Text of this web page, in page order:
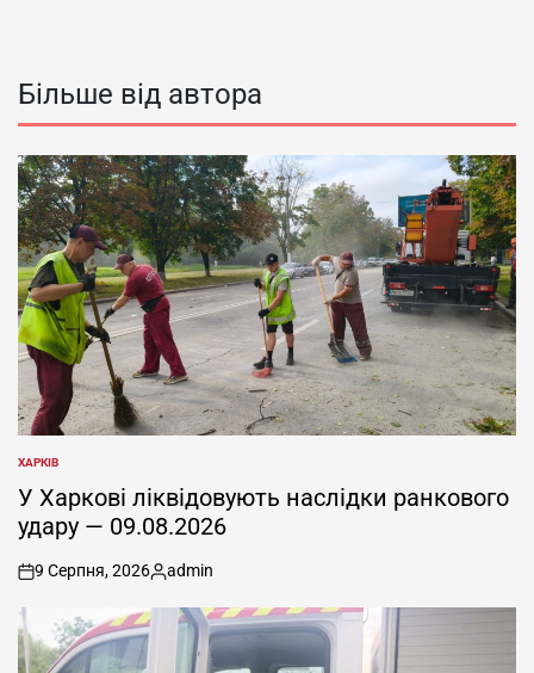
Більше від автора
ОПУБЛІКУВАТИ
У
ХАРКІВ
У Харкові ліквідовують наслідки ранкового
удару — 09.08.2026
on
9 Серпня, 2026
Опубліковано
admin